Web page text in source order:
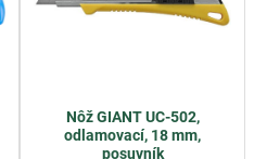
Nôž GIANT UC-502,
odlamovací, 18 mm,
posuvník